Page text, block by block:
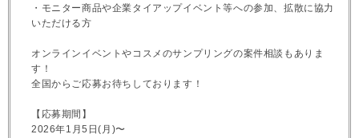
・モニター商品や企業タイアップイベント等への参加、拡散に協力
いただける方
オンラインイベントやコスメのサンプリングの案件相談もありま
す！
全国からご応募お待ちしております！
【応募期間】
2026年1月5日(月)〜